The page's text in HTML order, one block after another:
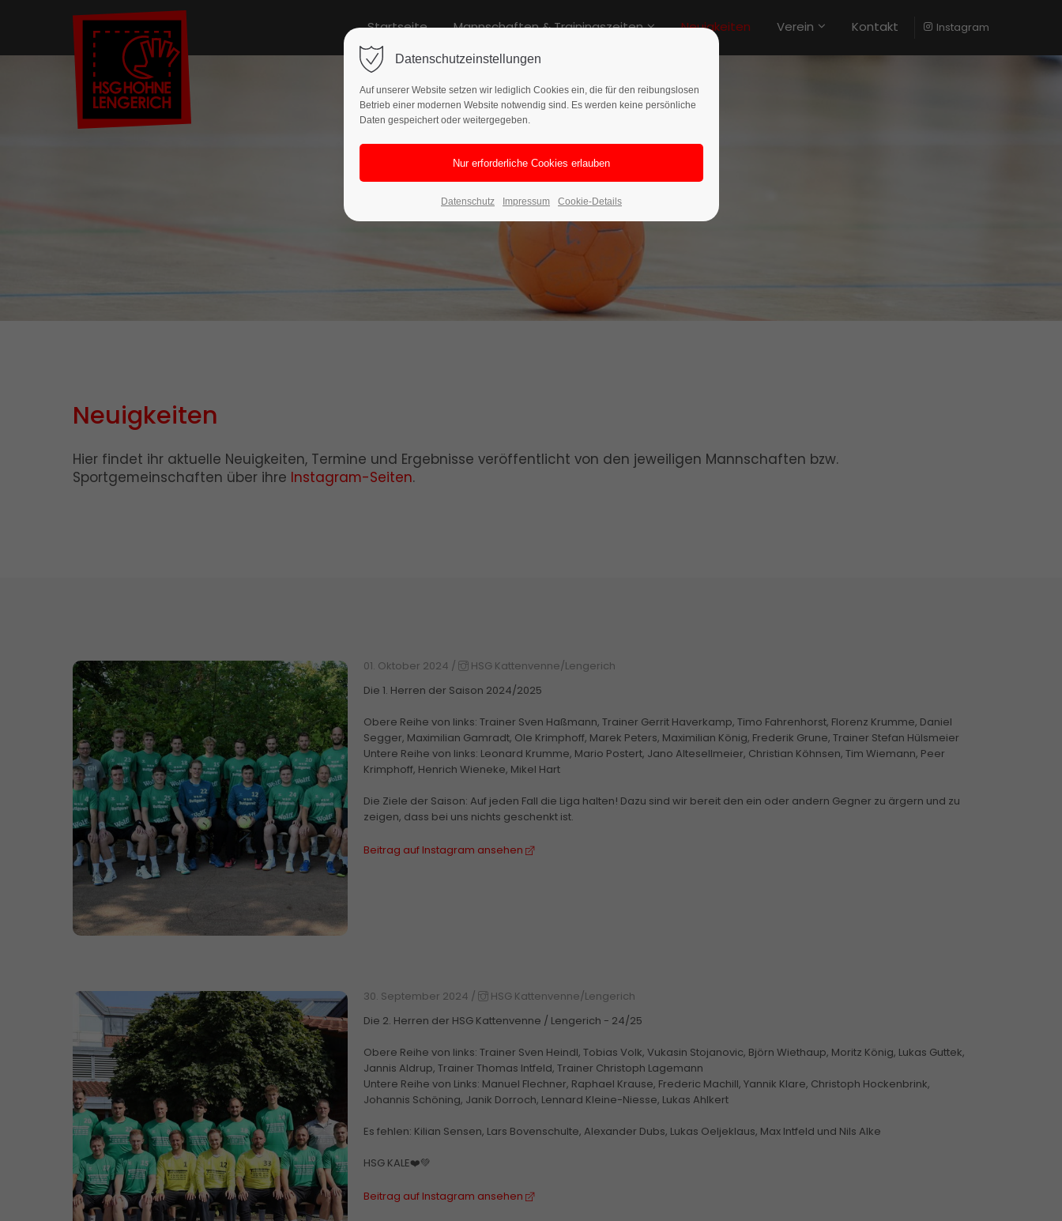
Der Eintrag "offcanvas-col1" existiert
leider nicht.
Der Eintrag "offcanvas-col2" existiert
leider nicht.
Der Eintrag "offcanvas-col3" existiert
leider nicht.
Instagram
Startseite Mannschaften & Trainingszeiten Neuigkeiten Verein Kontakt
Neuigkeiten
Hier findet ihr aktuelle Neuigkeiten, Termine und Ergebnisse veröffentlicht von den jeweiligen Mannschaften bzw.
Sportgemeinschaften über ihre Instagram-Seiten.
01. Oktober 2024 /
HSG Kattenvenne/Lengerich
Die 1. Herren der Saison 2024/2025
Obere Reihe von links: Trainer Sven Haßmann, Trainer Gerrit Haverkamp, Timo Fahrenhorst, Florenz Krumme, Daniel
Segger, Maximilian Gamradt, Ole Krimphoff, Marek Peters, Maximilian König, Frederik Grune, Trainer Stefan Hülsmeier
Untere Reihe von links: Leonard Krumme, Mario Postert, Jano Altesellmeier, Christian Köhnsen, Tim Wiemann, Peer
Krimphoff, Henrich Wieneke, Mikel Hart
Die Ziele der Saison: Auf jeden Fall die Liga halten! Dazu sind wir bereit den ein oder andern Gegner zu ärgern und zu
zeigen, dass bei uns nichts geschenkt ist.
Beitrag auf Instagram ansehen
30. September 2024 /
HSG Kattenvenne/Lengerich
Die 2. Herren der HSG Kattenvenne / Lengerich - 24/25
Obere Reihe von links: Trainer Sven Heindl, Tobias Volk, Vukasin Stojanovic, Björn Wiethaup, Moritz König, Lukas Guttek,
Jannis Aldrup, Trainer Thomas Intfeld, Trainer Christoph Lagemann
Untere Reihe von Links: Manuel Flechner, Raphael Krause, Frederic Machill, Yannik Klare, Christoph Hockenbrink,
Johannis Schöning, Janik Dorroch, Lennard Kleine-Niesse, Lukas Ahlkert
Es fehlen: Kilian Sensen, Lars Bovenschulte, Alexander Dubs, Lukas Oeljeklaus, Max Intfeld und Nils Alke
HSG KALE❤️💚
Beitrag auf Instagram ansehen
Datenschutzeinstellungen
Auf unserer Website setzen wir lediglich Cookies ein, die für den reibungslosen
Betrieb einer modernen Website notwendig sind. Es werden keine persönliche
Daten gespeichert oder weitergegeben.
Datenschutz Impressum Cookie-Details